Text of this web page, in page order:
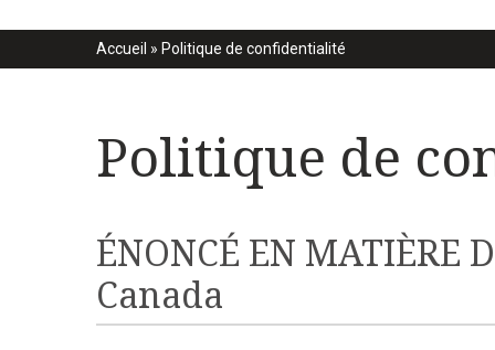
Accueil » Politique de confidentialité
Politique de
ÉNONCÉ EN MATIÈRE
Canada